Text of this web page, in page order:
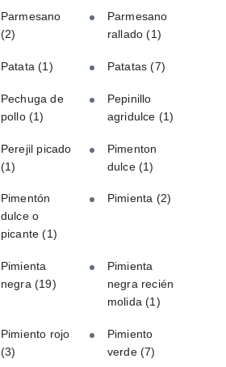
Parmesano
(2)
Parmesano
rallado(1)
Patata(1) Patatas(7)
Pechuga de
pollo (1)
Pepinillo
agridulce (1)
Perejil picado
(1)
Pimenton
dulce(1)
Pimentón
dulce o
picante(1)
Pimienta (2)
Pimienta
negra (19)
Pimienta
negra recién
molida(1)
Pimiento rojo
(3)
Pimiento
verde(7)